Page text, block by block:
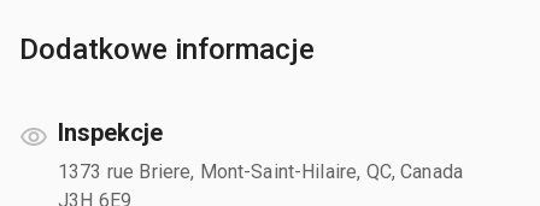
Dodatkowe informacje
Inspekcje
1373 rue Briere, Mont-Saint-Hilaire, QC, Canada
J3H 6E9